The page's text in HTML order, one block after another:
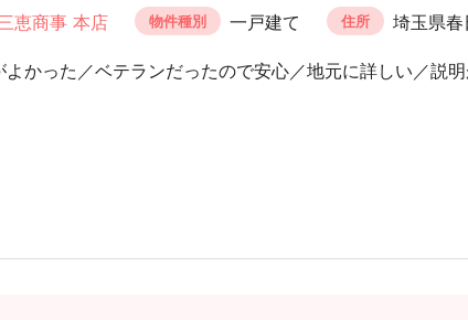
恵商事 本店 物件種別 一戸建て 住所 埼玉県
よかった／ベテランだったので安心／地元に詳しい／説